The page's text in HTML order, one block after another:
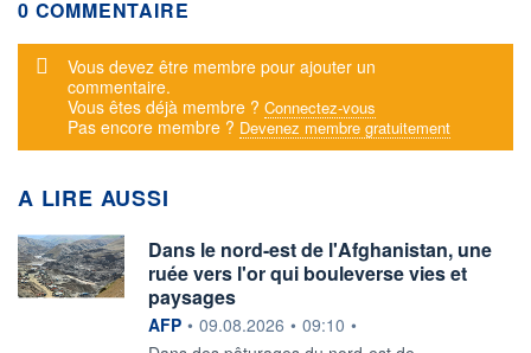
0 COMMENTAIRE
Message d'alerte
Vous devez être membre pour ajouter un
commentaire.
Vous êtes déjà membre ? Connectez-vous
Pas encore membre ? Devenez membre gratuitement
A LIRE AUSSI
Dans le nord-est de l'Afghanistan, une
ruée vers l'or qui bouleverse vies et
paysages
information fournie par
AFP • 09.08.2026 • 09:10 •